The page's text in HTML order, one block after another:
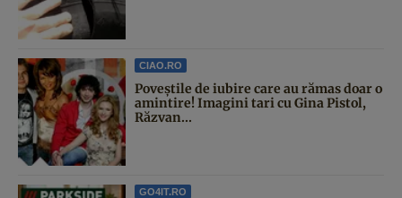
CIAO.RO
Poveştile de iubire care au rămas doar o
amintire! Imagini tari cu Gina Pistol,
Răzvan...
GO4IT.RO